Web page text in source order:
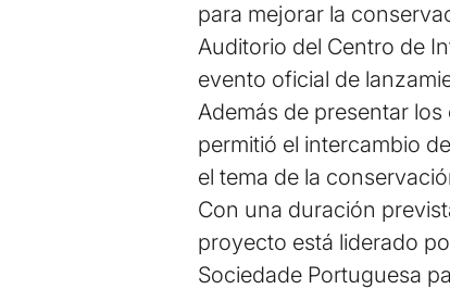
para mejorar la
Auditorio del Centro de
evento oficial de
Además de presentar
permitió el intercambio
el tema de la
Con una duración
proyecto está liderado
Sociedade Portuguesa